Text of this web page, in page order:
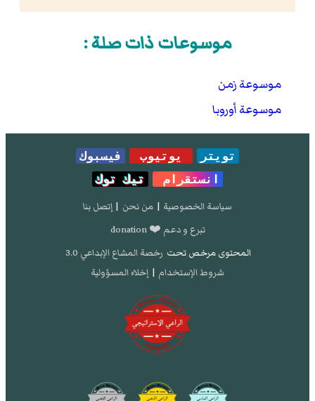
موسوعات ذات صلة :
موسوعة زمن
موسوعة أوروبا
تويتر يوتيوب
فيسبوك
انستقرام
تيك توك
سياسة الخصوصية | من نحن | إتصل بنا
تبرع و دعم ❤️ donation
المحتوى مرخص تحت رخصة المشاع الإبداعي 3.0
شروط الإستخدام | إخلاء المسؤولية